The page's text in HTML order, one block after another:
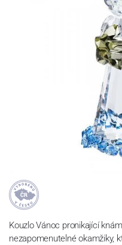
Kouzlo Vánoc pronikající
nezapomenutelné okamžiky,